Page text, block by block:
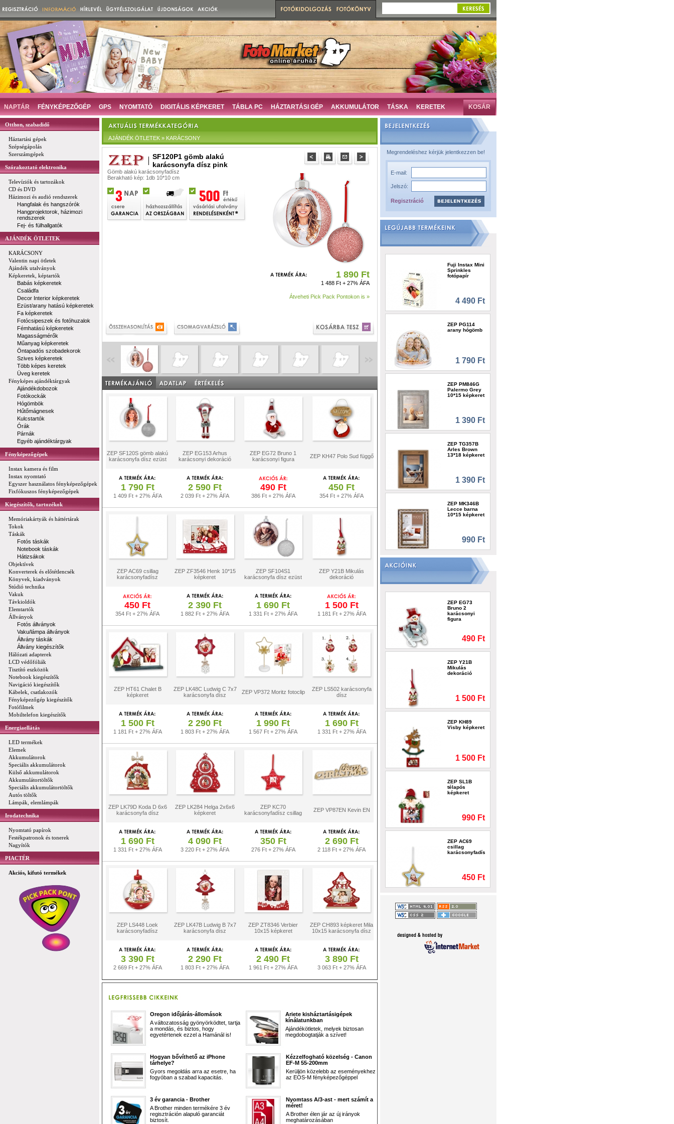
NAPTÁR FÉNYKÉPEZŐGÉP GPS NYOMTATÓ DIGITÁLIS KÉPKERET TÁBLA PC HÁZTARTÁSI GÉP AKKUMULÁTOR TÁSKA KERETEK KOSÁR
Otthon, szabadidő
Háztartási gépek
Szépségápolás
Szerszámgépek
Szórakoztató elektronika
Televíziók és tartozákok
CD és DVD
Házimozi és audió rendszerek
Hangfalak és hangszórók
Hangprojektorok, házimozi
rendszerek
Fej- és fülhallgatók
AJÁNDÉK ÖTLETEK
KARÁCSONY
Valentin napi ötletek
Ajándék utalványok
Képkeretek, képtartók
Babás képkeretek
Családfa
Decor Interior képkeretek
Ezüst/arany hatású képkeretek
Fa képkeretek
Fotócsipeszek és fotóhuzalok
Fémhatású képkeretek
Magasságmérők
Műanyag képkeretek
Öntapadós szobadekorok
Szives képkeretek
Több képes keretek
Üveg keretek
Fényképes ajándéktárgyak
Ajándékdobozok
Fotókockák
Hógömbök
Hűtőmágnesek
Kulcstartók
Órák
Párnák
Egyéb ajándéktárgyak
Fényképezőgépek
Instax kamera és film
Instax nyomtató
Egyszer használatos fényképezőgépek
Fixfókuszos fényképezőgépek
Kiegészítők, tartozékok
Memóriakártyák és háttértárak
Tokok
Táskák
Fotós táskák
Notebook táskák
Hátizsákok
Objektívek
Konverterek és előtétlencsék
Könyvek, kiadványok
Stúdió technika
Vakuk
Távkioldók
Elemtartók
Állványok
Fotós állványok
Vaku/lámpa állványok
Állvány táskák
Állvány kiegészítők
Hálózati adapterek
LCD védőfóliák
Tisztító eszközök
Notebook kiegészítők
Navigáció kiegészítők
Kábelek, csatlakozók
Fényképezőgép kiegészítők
Fotófilmek
Mobiltelefon kiegészítők
Energiaellátás
LED termékek
Elemek
Akkumulátorok
Speciális akkumulátorok
Külső akkumulátorok
Akkumulátortöltők
Speciális akkumulátortöltők
Autós töltők
Lámpák, elemlámpák
Irodatechnika
Nyomtató papírok
Festékpatronok és tonerek
Nagyítók
PIACTÉR
Akciós, kifutó termékek
AJÁNDÉK ÖTLETEK » KARÁCSONY
SF120P1 gömb alakú
karácsonyfa dísz pink
Gömb alakú karácsonyfadísz
Berakható kép: 1db 10*10 cm
1 890 Ft
1 488 Ft + 27% ÁFA
Átveheti Pick Pack Pontokon is »
ZEP SF120S gömb alakú
karácsonyfa dísz ezüst
ZEP EG153 Arhus
karácsonyi dekoráció
ZEP EG72 Bruno 1
karácsonyi figura
ZEP KH47 Polo Sud függő
1 790 Ft
1 409 Ft + 27% ÁFA
2 590 Ft
2 039 Ft + 27% ÁFA
490 Ft
386 Ft + 27% ÁFA
450 Ft
354 Ft + 27% ÁFA
ZEP AC69 csillag
karácsonyfadísz
ZEP ZF3546 Henk 10*15
képkeret
ZEP SF104S1
karácsonyfa dísz ezüst
ZEP Y21B Mikulás
dekoráció
450 Ft
354 Ft + 27% ÁFA
2 390 Ft
1 882 Ft + 27% ÁFA
1 690 Ft
1 331 Ft + 27% ÁFA
1 500 Ft
1 181 Ft + 27% ÁFA
ZEP HT61 Chalet B
képkeret
ZEP LK48C Ludwig C 7x7
karácsonyfa dísz
ZEP VP372 Moritz fotoclip
ZEP LS502 karácsonyfa
dísz
1 500 Ft
1 181 Ft + 27% ÁFA
2 290 Ft
1 803 Ft + 27% ÁFA
1 990 Ft
1 567 Ft + 27% ÁFA
1 690 Ft
1 331 Ft + 27% ÁFA
ZEP LK79D Koda D 6x6
karácsonyfa dísz
ZEP LK284 Helga 2x6x6
képkeret
ZEP KC70
karácsonyfadísz csillag
ZEP VP87EN Kevin EN
1 690 Ft
1 331 Ft + 27% ÁFA
4 090 Ft
3 220 Ft + 27% ÁFA
350 Ft
276 Ft + 27% ÁFA
2 690 Ft
2 118 Ft + 27% ÁFA
ZEP LS448 Loek
karácsonyfadísz
ZEP LK47B Ludwig B 7x7
karácsonyfa dísz
ZEP ZT8346 Verbier
10x15 képkeret
ZEP CH893 képkeret Mila
10x15 karácsonyfa dísz
3 390 Ft
2 669 Ft + 27% ÁFA
2 290 Ft
1 803 Ft + 27% ÁFA
2 490 Ft
1 961 Ft + 27% ÁFA
3 890 Ft
3 063 Ft + 27% ÁFA
Oregon időjárás-állomások
A változatosság gyönyörködtet, tartja
a mondás, és biztos, hogy
egyetértenek ezzel a Hamánál is!
Ariete kisháztartásigépek
kínálatunkban
Ajándékötletek, melyek biztosan
megdobogtatják a szívet!
Hogyan bővíthető az iPhone
tárhelye?
Gyors megoldás arra az esetre, ha
fogyóban a szabad kapacitás.
Kézzelfogható közelség - Canon
EF-M 55-200mm
Kerüljön közelebb az eseményekhez
az EOS-M fényképezőgéppel
3 év garancia - Brother
A Brother minden termékére 3 év
regisztráción alapuló garanciát
biztosít.
Nyomtass A/3-ast - mert számít a
méret!
A Brother élen jár az új irányok
meghatározásában
Megrendeléshez kérjük jelentkezzen be!
E-mail:
Jelszó:
Regisztráció
Fuji Instax Mini
Sprinkles
fotópapír
4 490 Ft
ZEP PG114
arany hógömb
1 790 Ft
ZEP PM846G
Palermo Grey
10*15 képkeret
1 390 Ft
ZEP TG357B
Arles Brown
13*18 képkeret
1 390 Ft
ZEP MK346B
Lecce barna
10*15 képkeret
990 Ft
ZEP EG73
Bruno 2
karácsonyi
figura
490 Ft
ZEP Y21B
Mikulás
dekoráció
1 500 Ft
ZEP KH89
Visby képkeret
1 500 Ft
ZEP SL1B
télapós
képkeret
990 Ft
ZEP AC69
csillag
karácsonyfadísz
450 Ft